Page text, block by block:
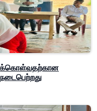
நடைபெற்றது